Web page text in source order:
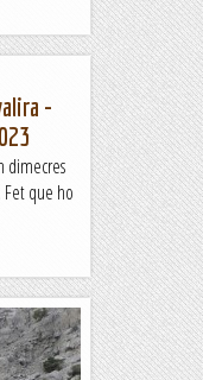
-
dimecres
Fet que ho